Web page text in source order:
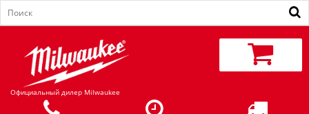
Официальный дилер Milwaukee